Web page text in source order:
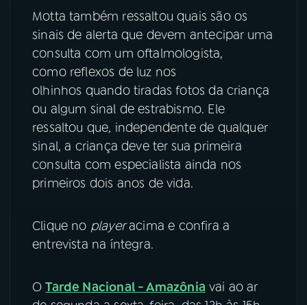
TikTok
Motta também ressaltou quais são os
sinais de alerta que devem antecipar uma
consulta com um oftalmologista,
como reflexos de luz nos
olhinhos quando tiradas fotos da criança
ou algum sinal de estrabismo. Ele
ressaltou que, independente de qualquer
sinal, a criança deve ter sua primeira
consulta com especialista ainda nos
primeiros dois anos de vida.
Clique no playeracima e confira a
entrevista na íntegra.
OTarde Nacional - Amazônia vai ao ar